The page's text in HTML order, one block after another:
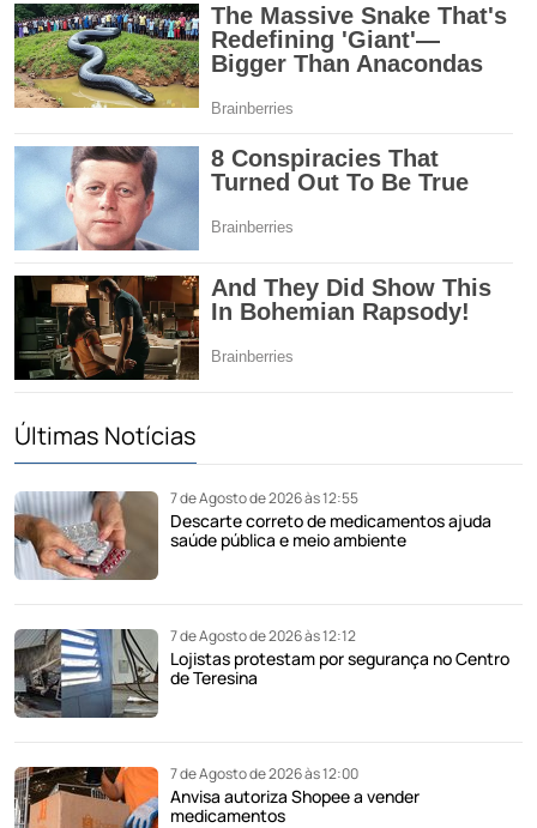
Últimas Notícias
7 de Agosto de 2026 às 12:55
Descarte correto de medicamentos ajuda
saúde pública e meio ambiente
7 de Agosto de 2026 às 12:12
Lojistas protestam por segurança no Centro
de Teresina
7 de Agosto de 2026 às 12:00
Anvisa autoriza Shopee a vender
medicamentos